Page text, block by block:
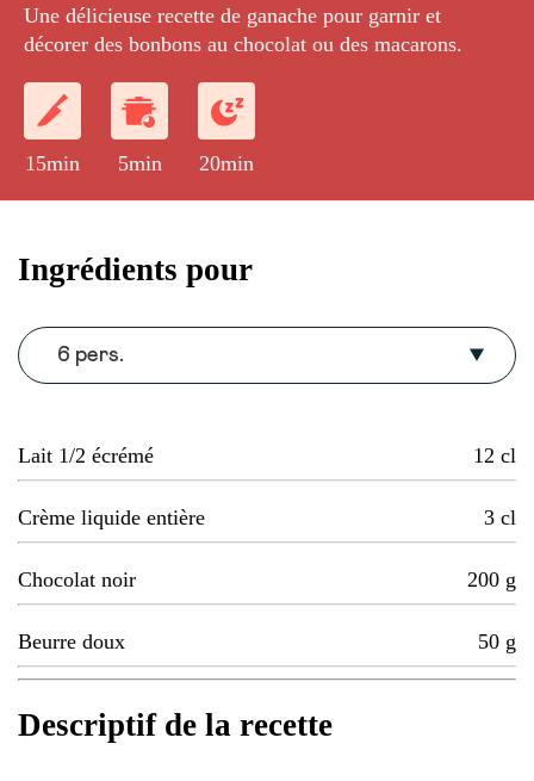
Une délicieuse recette de ganache pour garnir et
décorer des bonbons au chocolat ou des macarons.
15min 5min 20min
Ingrédients pour
6 pers.
Lait 1/2 écrémé 12 cl
Crème liquide entière 3 cl
Chocolat noir 200 g
Beurre doux 50 g
Descriptif de la recette